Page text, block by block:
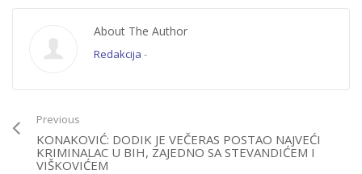
About The Author
Redakcija -
Previous
KONAKOVIĆ: DODIK JE VEČERAS POSTAO NAJVEĆI
KRIMINALAC U BIH, ZAJEDNO SA STEVANDIĆEM I
VIŠKOVIĆEM